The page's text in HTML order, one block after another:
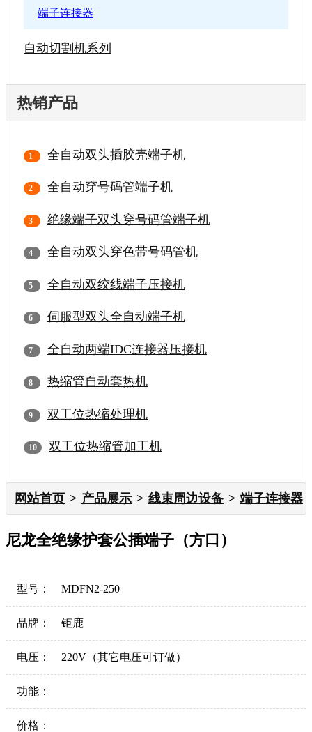
端子连接器
自动切割机系列
热销产品
全自动双头插胶壳端子机
全自动穿号码管端子机
绝缘端子双头穿号码管端子机
全自动双头穿色带号码管机
全自动双绞线端子压接机
伺服型双头全自动端子机
全自动两端IDC连接器压接机
热缩管自动套热机
双工位热缩处理机
双工位热缩管加工机
网站首页 产品展示 线束周边设备 端子连接器
尼龙全绝缘护套公插端子（方口）
型号： MDFN2-250
品牌： 钜鹿
电压： 220V（其它电压可订做）
功能：
价格：